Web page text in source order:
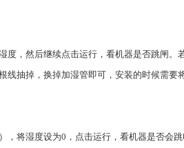
度，然后继续点击运行，看机器是否跳闸。
线抽掉，换掉加湿管即可，安装的时候需要
将湿度设为0，点击运行，看机器是否会